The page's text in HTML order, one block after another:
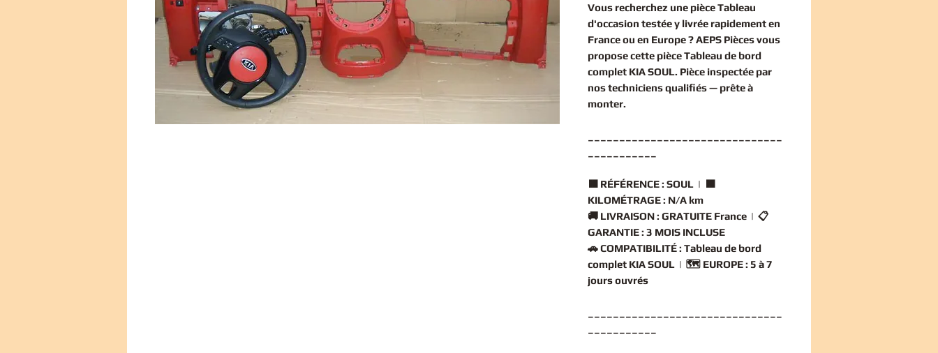
Vous recherchez une pièce Tableau
d'occasion testée y livrée rapidement en
France ou en Europe ? AEPS Pièces vous
propose cette pièce Tableau de bord
complet KIA SOUL. Pièce inspectée par
nos techniciens qualifiés — prête à
monter.
🟧 RÉFÉRENCE : SOUL | 🟧
KILOMÉTRAGE : N/A km
🚚 LIVRAISON : GRATUITE France | 📋
GARANTIE : 3 MOIS INCLUSE
🚗COMPATIBILITÉ : Tableau de bord
complet KIA SOUL | 🗺️ EUROPE : 5 à 7
jours ouvrés